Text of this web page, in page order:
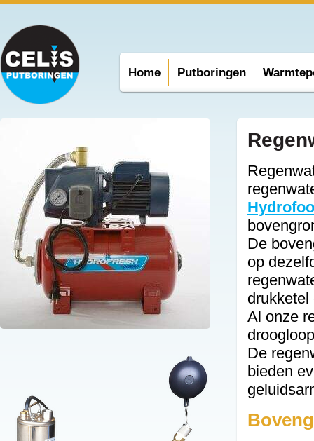
Home Putboringen
De
op
drukketel
Al onze
De
bieden